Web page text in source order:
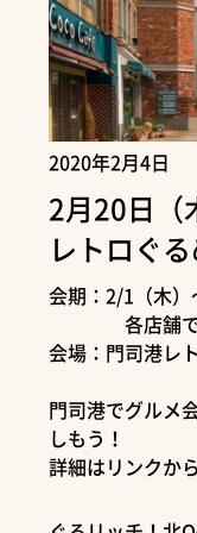
2020年2月4日
2月20日（
レトロぐ
会期：2/1（木）
各店舗で
会場：門司港レ
門司港でグルメ
しもう！
詳細はリンクか